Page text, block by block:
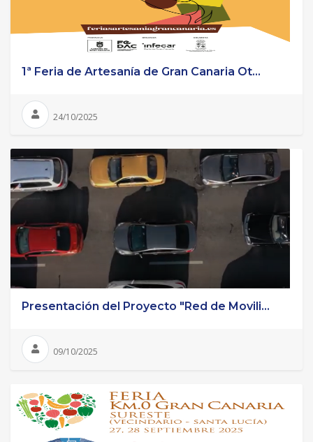
1ª Feria de Artesanía de Gran Canaria Ot...
24/10/2025
Presentación del Proyecto "Red de Movili...
09/10/2025